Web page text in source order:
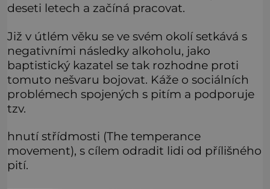
deseti letech a začíná pracovat.
Již v útlém věku se ve svém okolí setkává s
negativními následky alkoholu, jako
baptistický kazatel se tak rozhodne proti
tomuto nešvaru bojovat. Káže o sociálních
problémech spojených s pitím a podporuje
tzv.
hnutí střídmosti (The temperance
movement), s cílem odradit lidi od přílišného
pití.